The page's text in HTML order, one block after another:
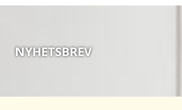
NYHETSBREV